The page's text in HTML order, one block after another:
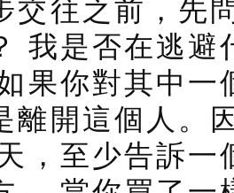
交往之前，先
我是否在逃
果你對其中
離開這個人。
，至少告訴